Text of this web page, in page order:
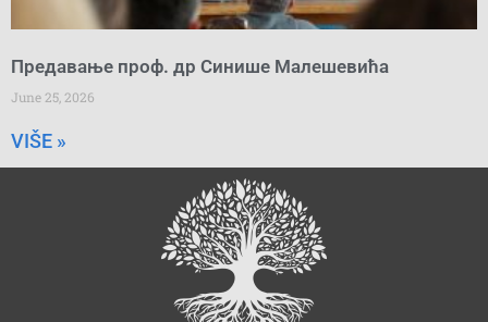
Предавање проф. др Синише Малешевића
June 25, 2026
VIŠE »